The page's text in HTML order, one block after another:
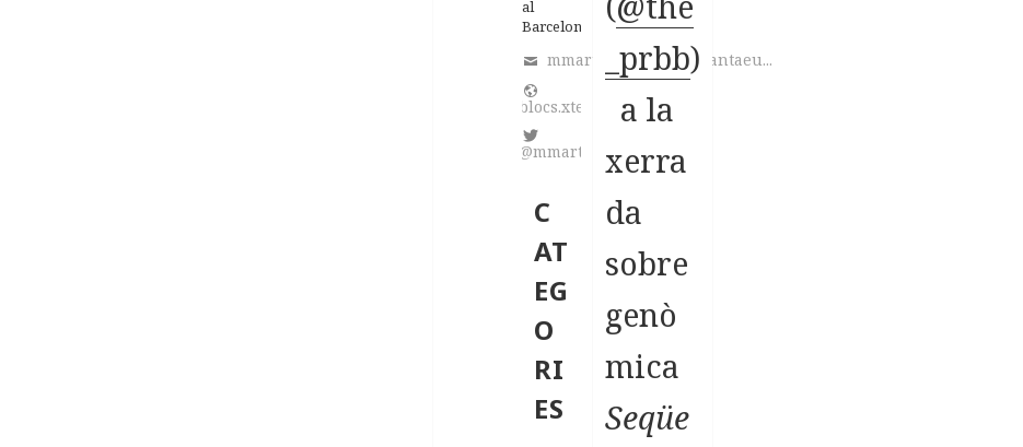
al
Barcelonès
mmartinez@institutsantaeu...
blocs.xtec.cat/homeostasi/
@mmart746
C
AT
EG
O
RI
ES
_prbb)
a la
xerra
da
sobre
genò
mica
Seqüe